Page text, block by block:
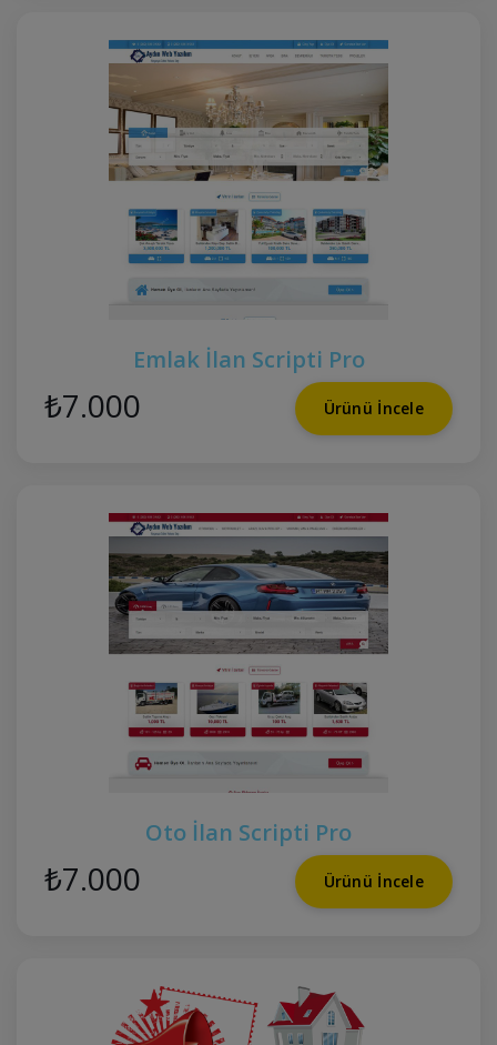
Emlak İlan Scripti Pro
₺7.000 Ürünü İncele
Oto İlan Scripti Pro
₺7.000 Ürünü İncele